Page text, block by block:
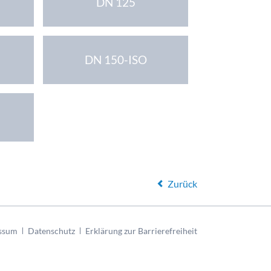
DN 150-ISO
Zurück
Datenschutz Erklärung zur Barrierefreiheit